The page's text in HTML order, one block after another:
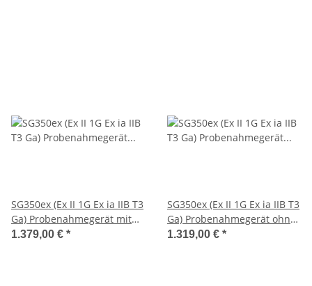
SG350ex (Ex II 1G Ex ia IIB T3
Ga) Probenahmegerät mit
Ladegerät
1.379,00 € *
SG350ex (Ex II 1G Ex ia IIB T3
Ga) Probenahmegerät ohne
Ladegerät
1.319,00 € *